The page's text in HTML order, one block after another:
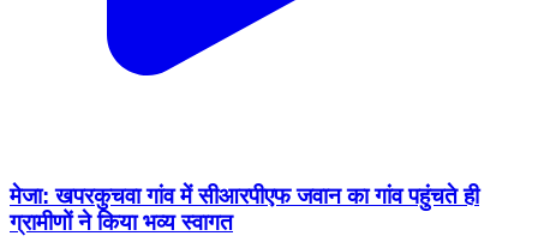
मेजा: खपरकुचवा गांव में सीआरपीएफ जवान का गांव पहुंचते ही
ग्रामीणों ने किया भव्य स्वागत